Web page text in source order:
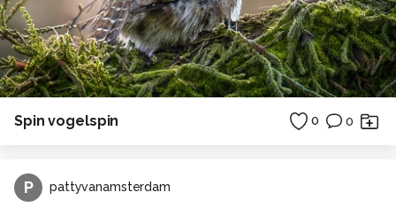
Spin vogelspin 0 0
P pattyvanamsterdam